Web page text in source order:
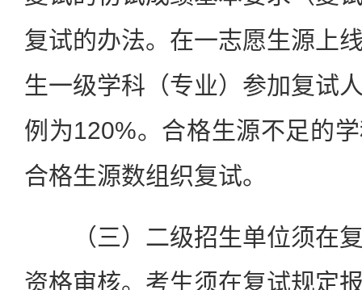
复试的办法。在一志愿生源上
生一级学科（专业）参加复试
例为120%。合格生源不足的
合格生源数组织复试。
（三）二级招生单位须在复
资格审核。考生须在复试规定